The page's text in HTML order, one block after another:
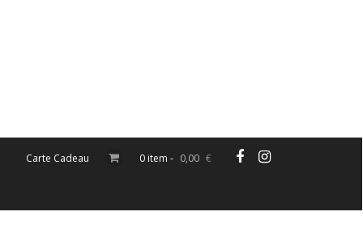
Carte Cadeau 0 item - 0,00 €